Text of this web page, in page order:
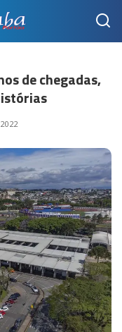
de chegadas,